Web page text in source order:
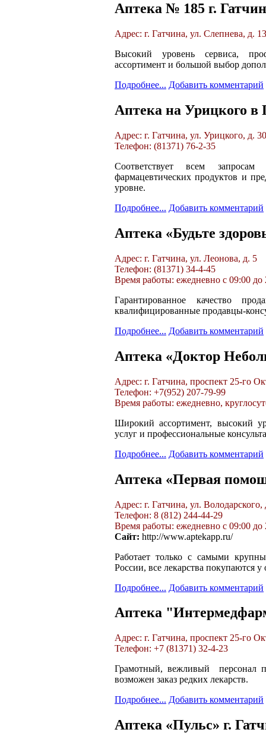
Аптека № 185 г.
Адрес: г. Гатчина, ул. Слепнева, д.
Высокий уровень сервиса,
ассортимент и большой выбор
Подробнее... Добавить комментарий
Аптека на Урицкого в
Адрес: г. Гатчина, ул. Урицкого, д. 30
Телефон: (81371) 76-2-35
Соответствует всем запросам
фармацевтических продуктов и
уровне.
Подробнее... Добавить комментарий
Аптека «Будьте
Адрес: г. Гатчина, ул. Леонова, д. 5
Телефон: (81371) 34-4-45
Время работы: ежедневно с 09:00 до
Гарантированное качество
квалифицированные продавцы-
Подробнее... Добавить комментарий
Аптека «Доктор
Адрес: г. Гатчина, проспект 25-го
Телефон: +7(952) 207-79-99
Время работы: ежедневно,
Широкий ассортимент, высокий
услуг и профессиональные
Подробнее... Добавить комментарий
Аптека «Первая
Адрес: г. Гатчина, ул. Володарского,
Телефон: 8 (812) 244-44-29
Время работы: ежедневно с 09:00 до
Сайт: http://www.aptekapp.ru/
Работает только с самыми
России, все лекарства покупаются
Подробнее... Добавить комментарий
Аптека
Адрес: г. Гатчина, проспект 25-го
Телефон: +7 (81371) 32-4-23
Грамотный, вежливый персонал
возможен заказ редких лекарств.
Подробнее... Добавить комментарий
Аптека «Пульс» г.